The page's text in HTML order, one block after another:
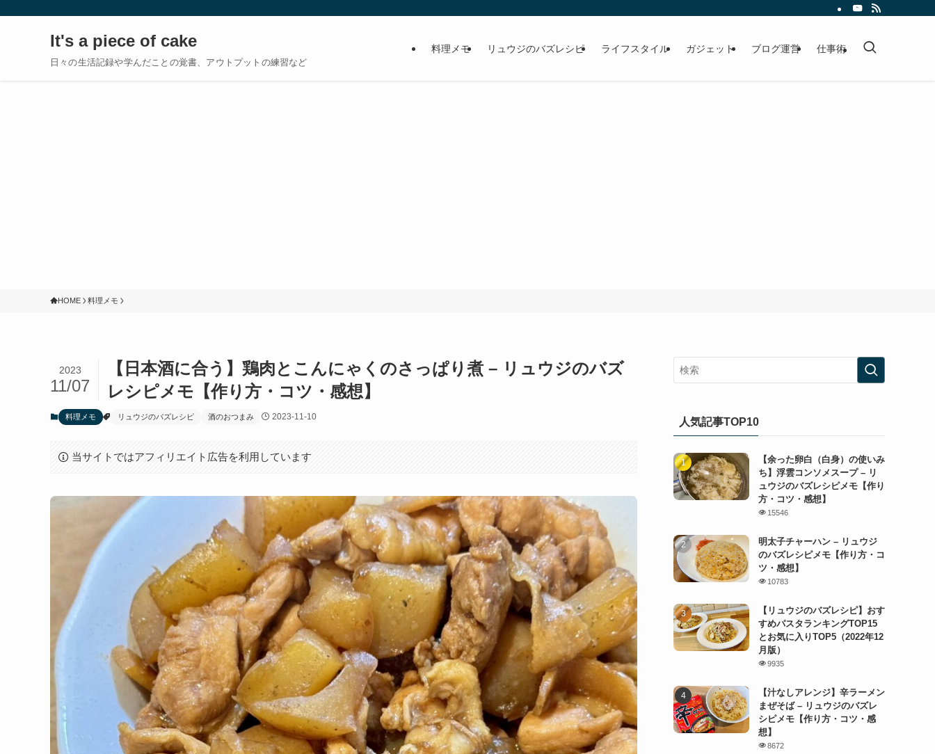
It's a piece of cake
日々の生活記録や学んだことの覚書、アウトプットの練習など
料理メモ リュウジのバズレシピ ライフスタイル ガジェット ブログ運営 仕事術
HOME 料理メモ
【日本酒に合う】鶏肉とこんにゃくのさっぱり煮 – リュウジのバズ
レシピメモ【作り方・コツ・感想】
2023
11/07
料理メモ リュウジのバズレシピ 酒のおつまみ 2023-11-10
当サイトではアフィリエイト広告を利用しています
人気記事TOP10
【余った卵白（白身）の使いみ
ち】浮雲コンソメスープ – リ
ュウジのバズレシピメモ【作り
方・コツ・感想】
15546
明太子チャーハン – リュウジ
のバズレシピメモ【作り方・コ
ツ・感想】
10783
【リュウジのバズレシピ】おす
すめパスタランキングTOP15
とお気に入りTOP5（2022年12
月版）
9935
【汁なしアレンジ】辛ラーメン
まぜそば – リュウジのバズレ
シピメモ【作り方・コツ・感
想】
8672